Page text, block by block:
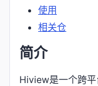
使用
相关仓
简介
Hiview是一个跨平